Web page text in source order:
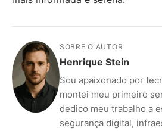
SOBRE O AUTOR
Henrique Stein
Sou apaixonado por
montei meu primeiro
dedico meu trabalho a
segurança digital,